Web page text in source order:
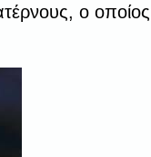
ο οποίος